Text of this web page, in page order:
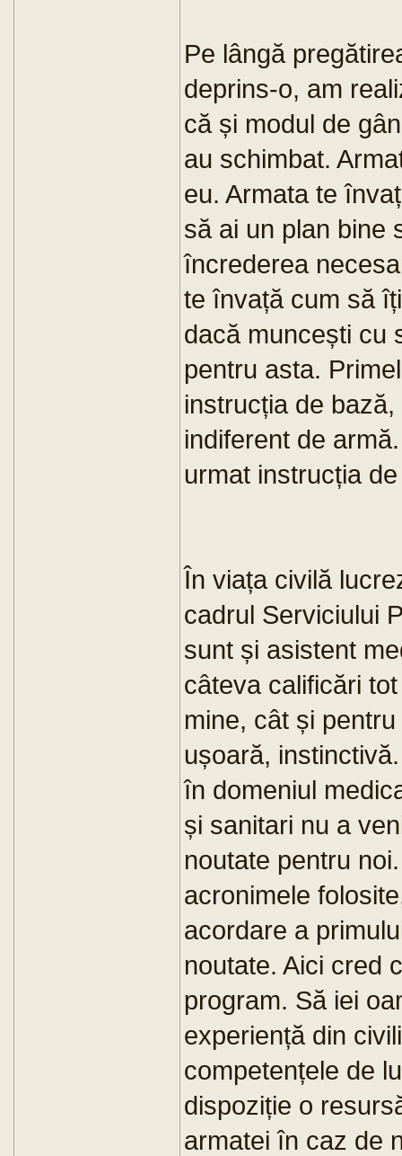
Pe lângă
deprins-o, am
că și modul de
au schimbat.
eu. Armata te
să ai un plan bine
încrederea
te învață cum să
dacă muncești cu
pentru asta.
instrucția de
indiferent de
urmat instrucția
În viața civilă
cadrul Serviciului
sunt și asistent
câteva calificări
mine, cât și
ușoară,
în domeniul
și sanitari nu a
noutate pentru
acronimele
acordare a
noutate. Aici cred
program. Să iei
experiență din
competențele de
dispoziție o
armatei în caz de